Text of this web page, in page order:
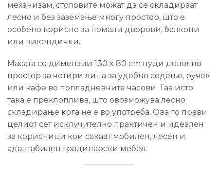
механизам, столовите можат да се складираат
лесно и без заземање многу простор, што е
особено корисно за помали дворови, балкони
или викендички.
Масата со димензии 130 x 80 cm нуди доволно
простор за четири лица за удобно седење, ручек
или кафе во попладневните часови. Таа исто
така е преклоплива, што овозможува лесно
складирање кога не е во употреба. Ова го прави
целиот сет исклучително практичен и идеален
за корисници кои сакаат мобилен, лесен и
адаптабилен градинарски мебел.